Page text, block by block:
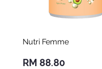
Nutri Femme
Harga
RM 88.80